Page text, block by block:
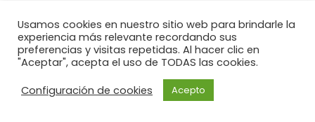
Usamos cookies en nuestro sitio web para brindarle la
experiencia más relevante recordando sus
preferencias y visitas repetidas. Al hacer clic en
"Aceptar", acepta el uso de TODAS las cookies.
Configuración de cookies
Acepto